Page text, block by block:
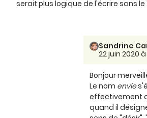
serait plus logique de l'écrire sans le
Sandrine
22 juin 2020
Bonjour
Le nom envie
effectivement
quand il